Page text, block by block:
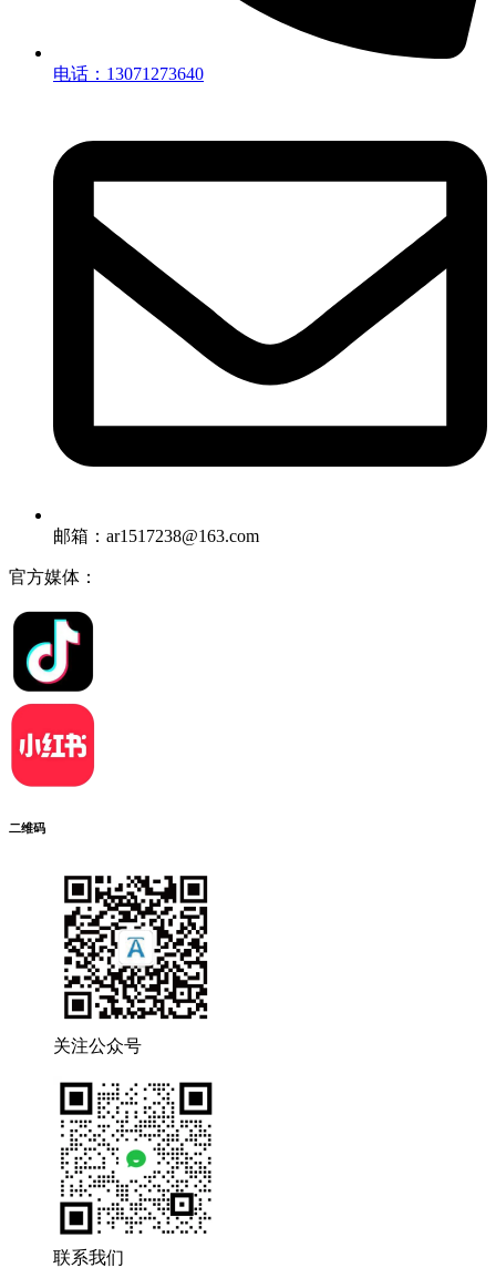
电话：13071273640
邮箱：ar1517238@163.com
官方媒体：
二维码
关注公众号
联系我们